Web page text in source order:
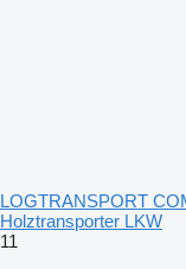
LOGTRANSPORT
Holztransporter LKW
11